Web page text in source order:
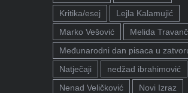
Kritika/esej
Lejla Kalamujić
Marko Vešović
Melida
Međunarodni dan pisaca u
Natječaji
nedžad ibrahimović
Nenad Veličković
Novi Izraz